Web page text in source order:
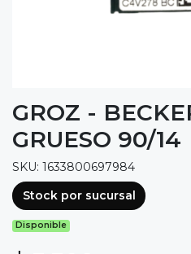
GROZ -
GRUESO 90/14
SKU: 1633800697984
Stock por sucursal
Disponible